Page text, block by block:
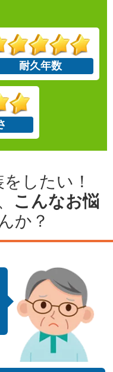
耐久年数
したい！
こんなお悩
か？